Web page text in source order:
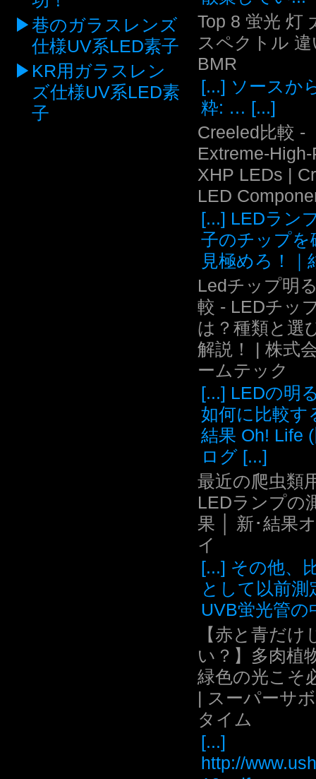
巷のガラスレンズ
仕様UV系LED素子
KR用ガラスレン
ズ仕様UV系LED素
子
Top 8 蛍光 灯
スペクトル 違
BMR
[...] ソースか
粋: … [...]
Creeled比較 -
Extreme-
XHP LEDs |
LED
[...] LEDラン
子のチップを
見極めろ！｜
Ledチップ明
較 - LEDチッ
は？種類と選
解説！ | 株式
ームテック
[...] LEDの明
如何に比較す
結果 Oh! Life
ログ [...]
最近の爬虫類
LEDランプの
果 │ 新･結果
イ
[...] その他、
として以前測
UVB蛍光管の
【赤と青だけ
い？】多肉植
緑色の光こそ
| スーパーサ
タイム
[...]
http://